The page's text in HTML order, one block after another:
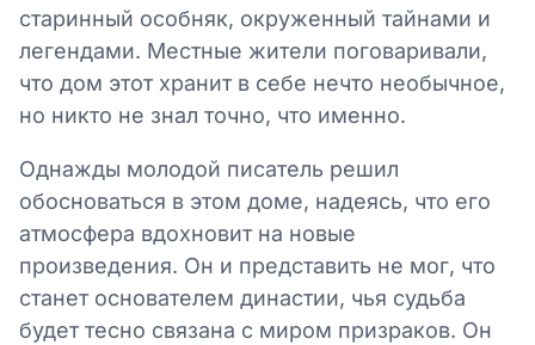
старинный особняк, окруженный тайнами и
легендами. Местные жители поговаривали,
что дом этот хранит в себе нечто необычное,
но никто не знал точно, что именно.
Однажды молодой писатель решил
обосноваться в этом доме, надеясь, что его
атмосфера вдохновит на новые
произведения. Он и представить не мог, что
станет основателем династии, чья судьба
будет тесно связана с миром призраков. Он